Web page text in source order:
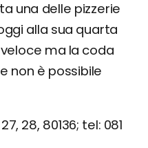
una delle pizzerie
alla sua quarta
ma la coda
non è possibile
28, 80136; tel: 081